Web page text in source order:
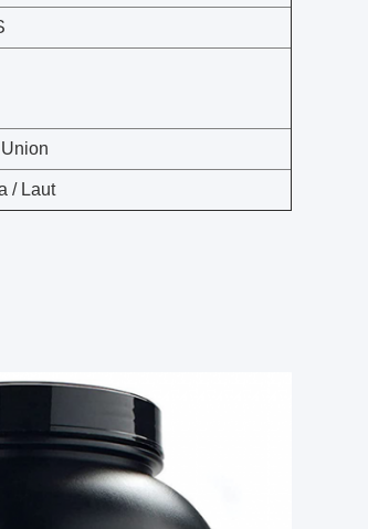
/ Laut